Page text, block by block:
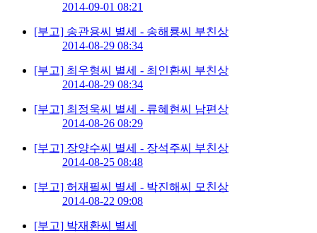
2014-09-01 08:21
[부고] 송관용씨 별세 - 송해룡씨 부친상
2014-08-29 08:34
[부고] 최우형씨 별세 - 최인환씨 부친상
2014-08-29 08:34
[부고] 최정욱씨 별세 - 류혜현씨 남편상
2014-08-26 08:29
[부고] 장양수씨 별세 - 장석주씨 부친상
2014-08-25 08:48
[부고] 허재필씨 별세 - 박진해씨 모친상
2014-08-22 09:08
[부고] 박재환씨 별세